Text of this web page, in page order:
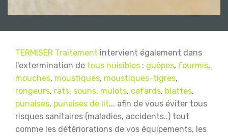
TERMISER Traitement intervient également dans
l'extermination de tous nuisibles : guêpes, fourmis,
mouches, moustiques, moustiques-tigres,
rongeurs, rats, souris, mulots, cafards, blattes,
punaises, punaises de lit... afin de vous éviter tous
risques sanitaires (maladies, accidents..) tout
comme les détériorations de vos équipements, les